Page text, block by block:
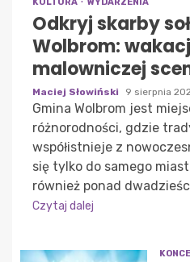
Odkryj skarby
Wolbrom:
malowniczej
Maciej Słowiński 9 sierpnia
Gmina Wolbrom jest
różnorodności, gdzie
współistnieje z
się tylko do samego
również ponad
Czytaj dalej